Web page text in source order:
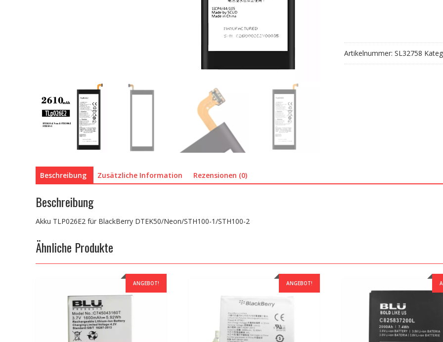
Artikelnummer: SL32758
Beschreibung Zusätzliche Information Rezensionen (0)
Beschreibung
Akku TLP026E2 für BlackBerry DTEK50/Neon/STH100-1/STH100-2
Ähnliche Produkte
ANGEBOT! ANGEBOT!